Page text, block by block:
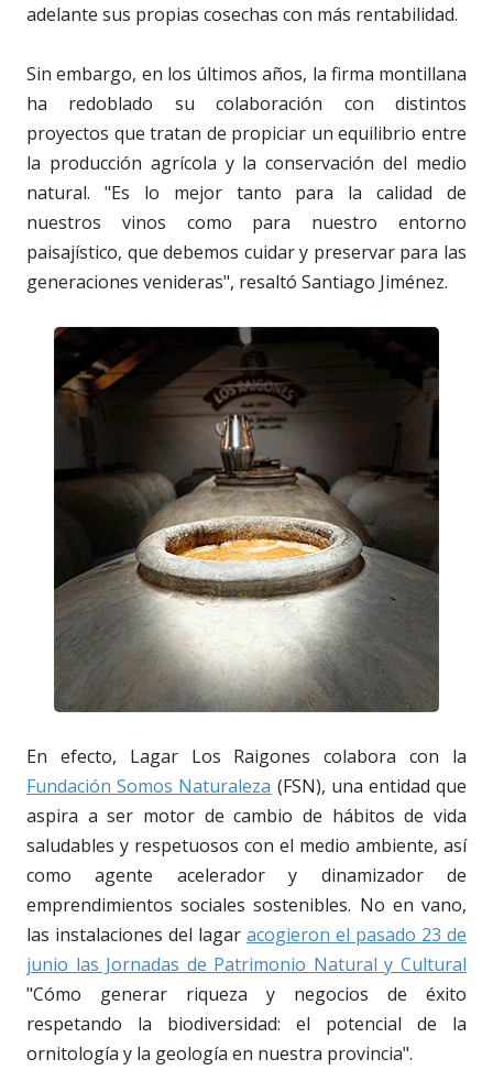
adelante sus propias cosechas con más rentabilidad.
Sin embargo, en los últimos años, la firma montillana
ha redoblado su colaboración con distintos
proyectos que tratan de propiciar un equilibrio entre
la producción agrícola y la conservación del medio
natural. "Es lo mejor tanto para la calidad de
nuestros vinos como para nuestro entorno
paisajístico, que debemos cuidar y preservar para las
generaciones venideras", resaltó Santiago Jiménez.
En efecto, Lagar Los Raigones colabora con la
Fundación Somos Naturaleza (FSN), una entidad que
aspira a ser motor de cambio de hábitos de vida
saludables y respetuosos con el medio ambiente, así
como agente acelerador y dinamizador de
emprendimientos sociales sostenibles. No en vano,
las instalaciones del lagar acogieron el pasado 23 de
junio las Jornadas de Patrimonio Natural y Cultural
"Cómo generar riqueza y negocios de éxito
respetando la biodiversidad: el potencial de la
ornitología y la geología en nuestra provincia".